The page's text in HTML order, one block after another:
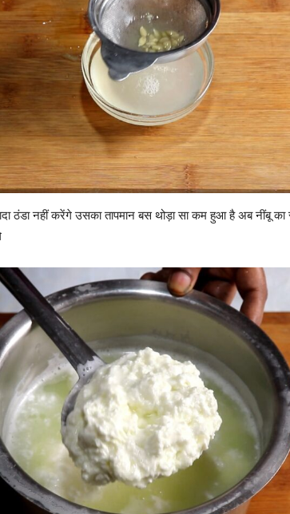
ठंडा नहीं करेंगे उसका तापमान बस थोड़ा सा कम हुआ है अब नींबू